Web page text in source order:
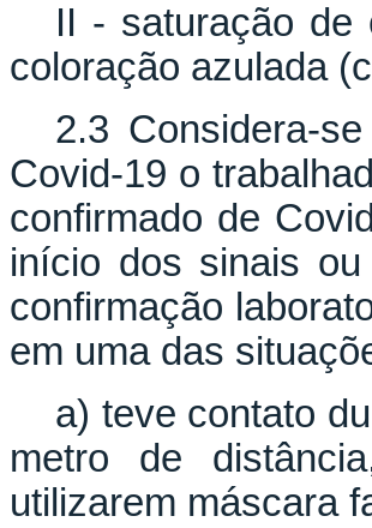
II - saturação de
coloração azulada
2.3 Considera-
Covid-19 o
confirmado de
início dos sinais
confirmação
em uma das
a) teve contato
metro de
utilizarem máscara